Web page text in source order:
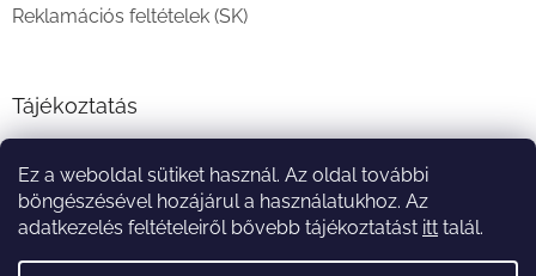
Ez a weboldal sütiket használ. Az oldal további
böngészésével hozájárul a használatukhoz. Az
adatkezelés feltételeiről bővebb tájékoztatást itt talál.
Reklamációs feltételek (SK)
Tájékoztatás
A vásárlás menete